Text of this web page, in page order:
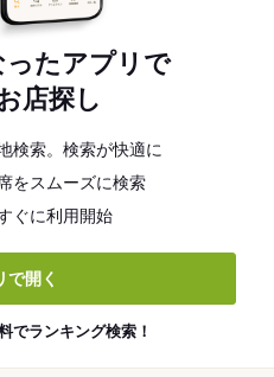
ったアプリで
店探し
検索。検索が快適に
をスムーズに検索
ぐに利用開始
で開く
でランキング検索！